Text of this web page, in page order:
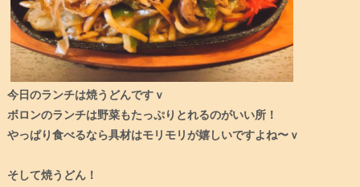
今日のランチは焼うどんですｖ
ボロンのランチは野菜もたっぷりとれるのがいい所！
やっぱり食べるなら具材はモリモリが嬉しいですよね〜ｖ
そして焼うどん！